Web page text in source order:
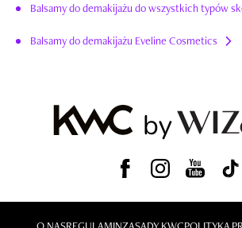
Balsamy do demakijażu do wszystkich typów
Balsamy do demakijażu Eveline Cosmetics